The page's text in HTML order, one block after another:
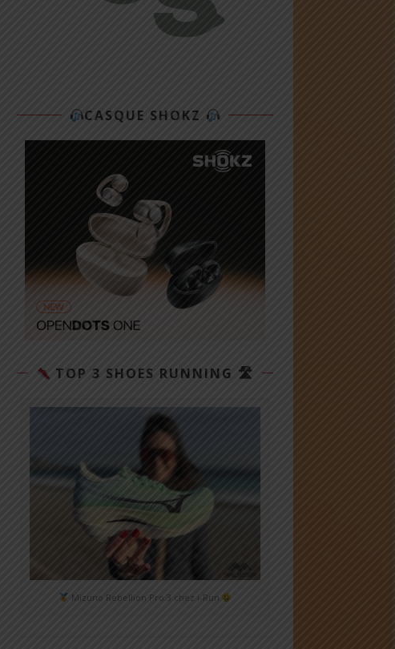
CASQUE SHOKZ
TOP 3 SHOES RUNNING 🛣
Mizuno Rebellion Pro 3 chez i-Run